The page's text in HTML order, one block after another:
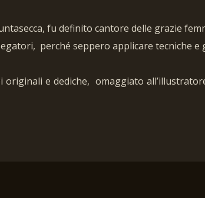
fu definito cantore delle grazie
perché seppero applicare tecniche
e dediche, omaggiato